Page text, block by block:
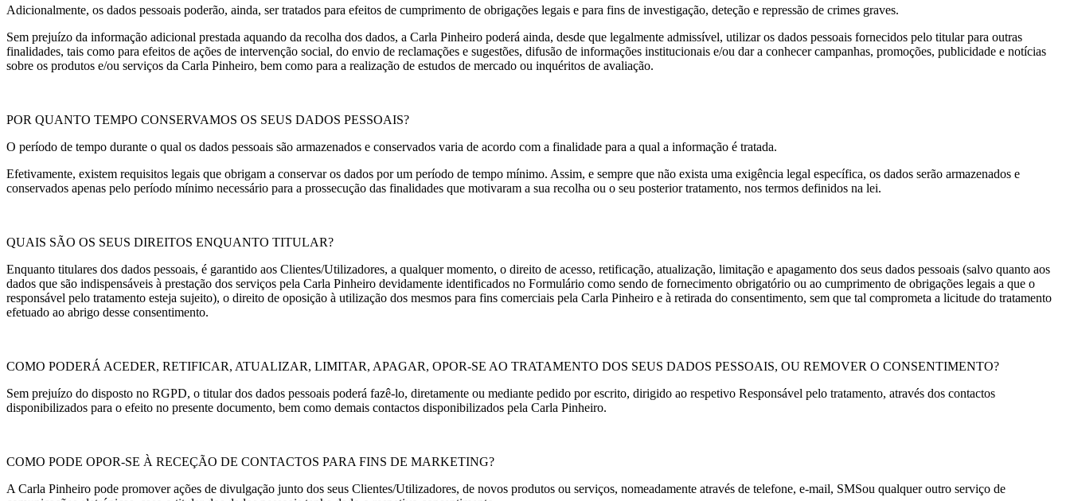
Adicionalmente, os dados pessoais poderão, ainda, ser tratados para efeitos de cumprimento de obrigações legais e para fins de investigação, deteção e repressão de crimes graves.
Sem prejuízo da informação adicional prestada aquando da recolha dos dados, a Carla Pinheiro poderá ainda, desde que legalmente admissível, utilizar os dados pessoais fornecidos pelo titular para outras
finalidades, tais como para efeitos de ações de intervenção social, do envio de reclamações e sugestões, difusão de informações institucionais e/ou dar a conhecer campanhas, promoções, publicidade e notícias
sobre os produtos e/ou serviços da Carla Pinheiro, bem como para a realização de estudos de mercado ou inquéritos de avaliação.
POR QUANTO TEMPO CONSERVAMOS OS SEUS DADOS PESSOAIS?
O período de tempo durante o qual os dados pessoais são armazenados e conservados varia de acordo com a finalidade para a qual a informação é tratada.
Efetivamente, existem requisitos legais que obrigam a conservar os dados por um período de tempo mínimo. Assim, e sempre que não exista uma exigência legal específica, os dados serão armazenados e
conservados apenas pelo período mínimo necessário para a prossecução das finalidades que motivaram a sua recolha ou o seu posterior tratamento, nos termos definidos na lei.
QUAIS SÃO OS SEUS DIREITOS ENQUANTO TITULAR?
Enquanto titulares dos dados pessoais, é garantido aos Clientes/Utilizadores, a qualquer momento, o direito de acesso, retificação, atualização, limitação e apagamento dos seus dados pessoais (salvo quanto aos
dados que são indispensáveis à prestação dos serviços pela Carla Pinheiro devidamente identificados no Formulário como sendo de fornecimento obrigatório ou ao cumprimento de obrigações legais a que o
responsável pelo tratamento esteja sujeito), o direito de oposição à utilização dos mesmos para fins comerciais pela Carla Pinheiro e à retirada do consentimento, sem que tal comprometa a licitude do tratamento
efetuado ao abrigo desse consentimento.
COMO PODERÁ ACEDER, RETIFICAR, ATUALIZAR, LIMITAR, APAGAR, OPOR-SE AO TRATAMENTO DOS SEUS DADOS PESSOAIS, OU REMOVER O CONSENTIMENTO?
Sem prejuízo do disposto no RGPD, o titular dos dados pessoais poderá fazê-lo, diretamente ou mediante pedido por escrito, dirigido ao respetivo Responsável pelo tratamento, através dos contactos
disponibilizados para o efeito no presente documento, bem como demais contactos disponibilizados pela Carla Pinheiro.
COMO PODE OPOR-SE À RECEÇÃO DE CONTACTOS PARA FINS DE MARKETING?
A Carla Pinheiro pode promover ações de divulgação junto dos seus Clientes/Utilizadores, de novos produtos ou serviços, nomeadamente através de telefone, e-mail, SMSou qualquer outro serviço de